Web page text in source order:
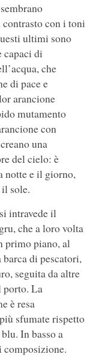
con i toni
ultimi sono
capaci di
che
di pace e
arancione
mutamento
con
una
del cielo: è
notte e il giorno,
sole.
intravede il
che a loro volta
primo piano, al
di pescatori,
seguita da altre
porto. La
è resa
sfumate rispetto
In basso a
composizione.